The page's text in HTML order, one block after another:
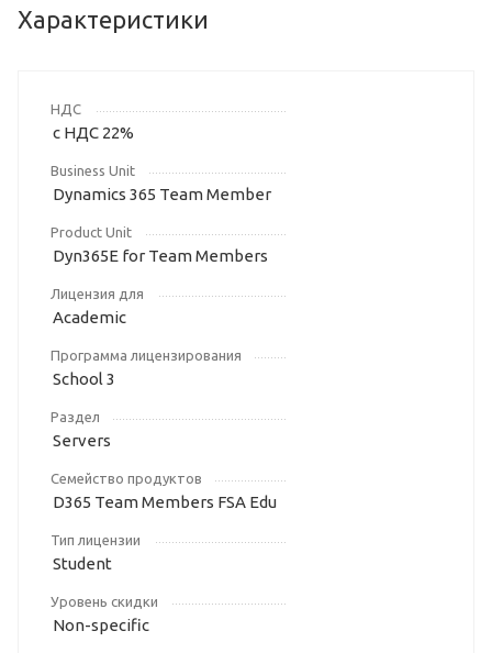
Характеристики
НДС
с НДС 22%
Business Unit
Dynamics 365 Team Member
Product Unit
Dyn365E for Team Members
Лицензия для
Academic
Программа лицензирования
School 3
Раздел
Servers
Семейство продуктов
D365 Team Members FSA Edu
Тип лицензии
Student
Уровень скидки
Non-specific